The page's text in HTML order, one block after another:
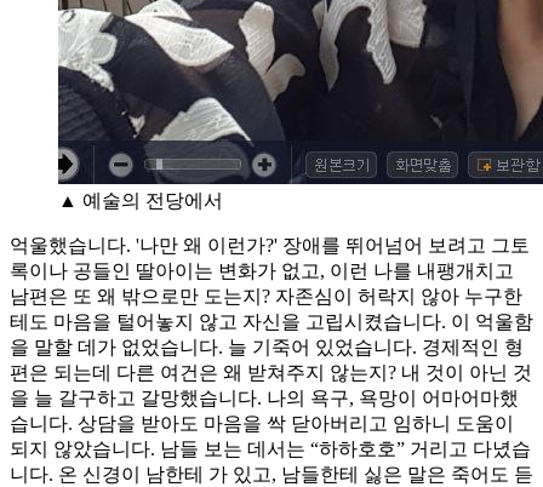
▲ 예술의 전당에서
억울했습니다. '나만 왜 이런가?' 장애를 뛰어넘어 보려고 그토
록이나 공들인 딸아이는 변화가 없고, 이런 나를 내팽개치고
남편은 또 왜 밖으로만 도는지? 자존심이 허락지 않아 누구한
테도 마음을 털어놓지 않고 자신을 고립시켰습니다. 이 억울함
을 말할 데가 없었습니다. 늘 기죽어 있었습니다. 경제적인 형
편은 되는데 다른 여건은 왜 받쳐주지 않는지? 내 것이 아닌 것
을 늘 갈구하고 갈망했습니다. 나의 욕구, 욕망이 어마어마했
습니다. 상담을 받아도 마음을 싹 닫아버리고 임하니 도움이
되지 않았습니다. 남들 보는 데서는 “하하호호” 거리고 다녔습
니다. 온 신경이 남한테 가 있고, 남들한테 싫은 말은 죽어도 듣